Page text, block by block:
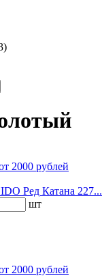
)
2000 рублей
Ред Катана 227...
шт
2000 рублей